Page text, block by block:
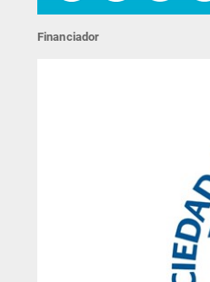
Financiador